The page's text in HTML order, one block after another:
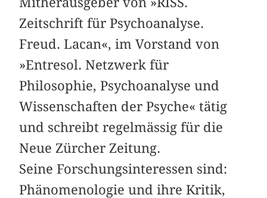
Zeitschrift für Psychoanalyse.
Freud. Lacan«, im Vorstand von
»Entresol. Netzwerk für
Philosophie, Psychoanalyse und
Wissenschaften der Psyche« tätig
und schreibt regelmässig für die
Neue Zürcher Zeitung.
Seine Forschungsinteressen sind:
Phänomenologie und ihre Kritik,